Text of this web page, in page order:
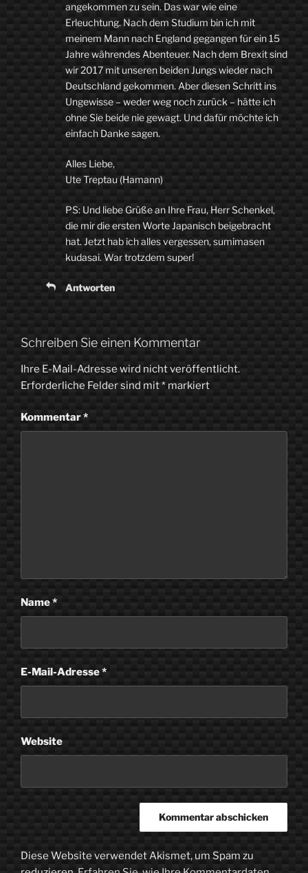
angekommen zu sein. Das war wie eine
Erleuchtung. Nach dem Studium bin ich mit
meinem Mann nach England gegangen für ein 15
Jahre währendes Abenteuer. Nach dem Brexit sind
wir 2017 mit unseren beiden Jungs wieder nach
Deutschland gekommen. Aber diesen Schritt ins
Ungewisse – weder weg noch zurück – hätte ich
ohne Sie beide nie gewagt. Und dafür möchte ich
einfach Danke sagen.
Alles Liebe,
Ute Treptau (Hamann)
PS: Und liebe Grüße an Ihre Frau, Herr Schenkel,
die mir die ersten Worte Japanisch beigebracht
hat. Jetzt hab ich alles vergessen, sumimasen
kudasai. War trotzdem super!
Antworten
Schreiben Sie einen Kommentar
Ihre E-Mail-Adresse wird nicht veröffentlicht.
Erforderliche Felder sind mit* markiert
Kommentar*
Name*
E-Mail-Adresse*
Website
Diese Website verwendet Akismet, um Spam zu